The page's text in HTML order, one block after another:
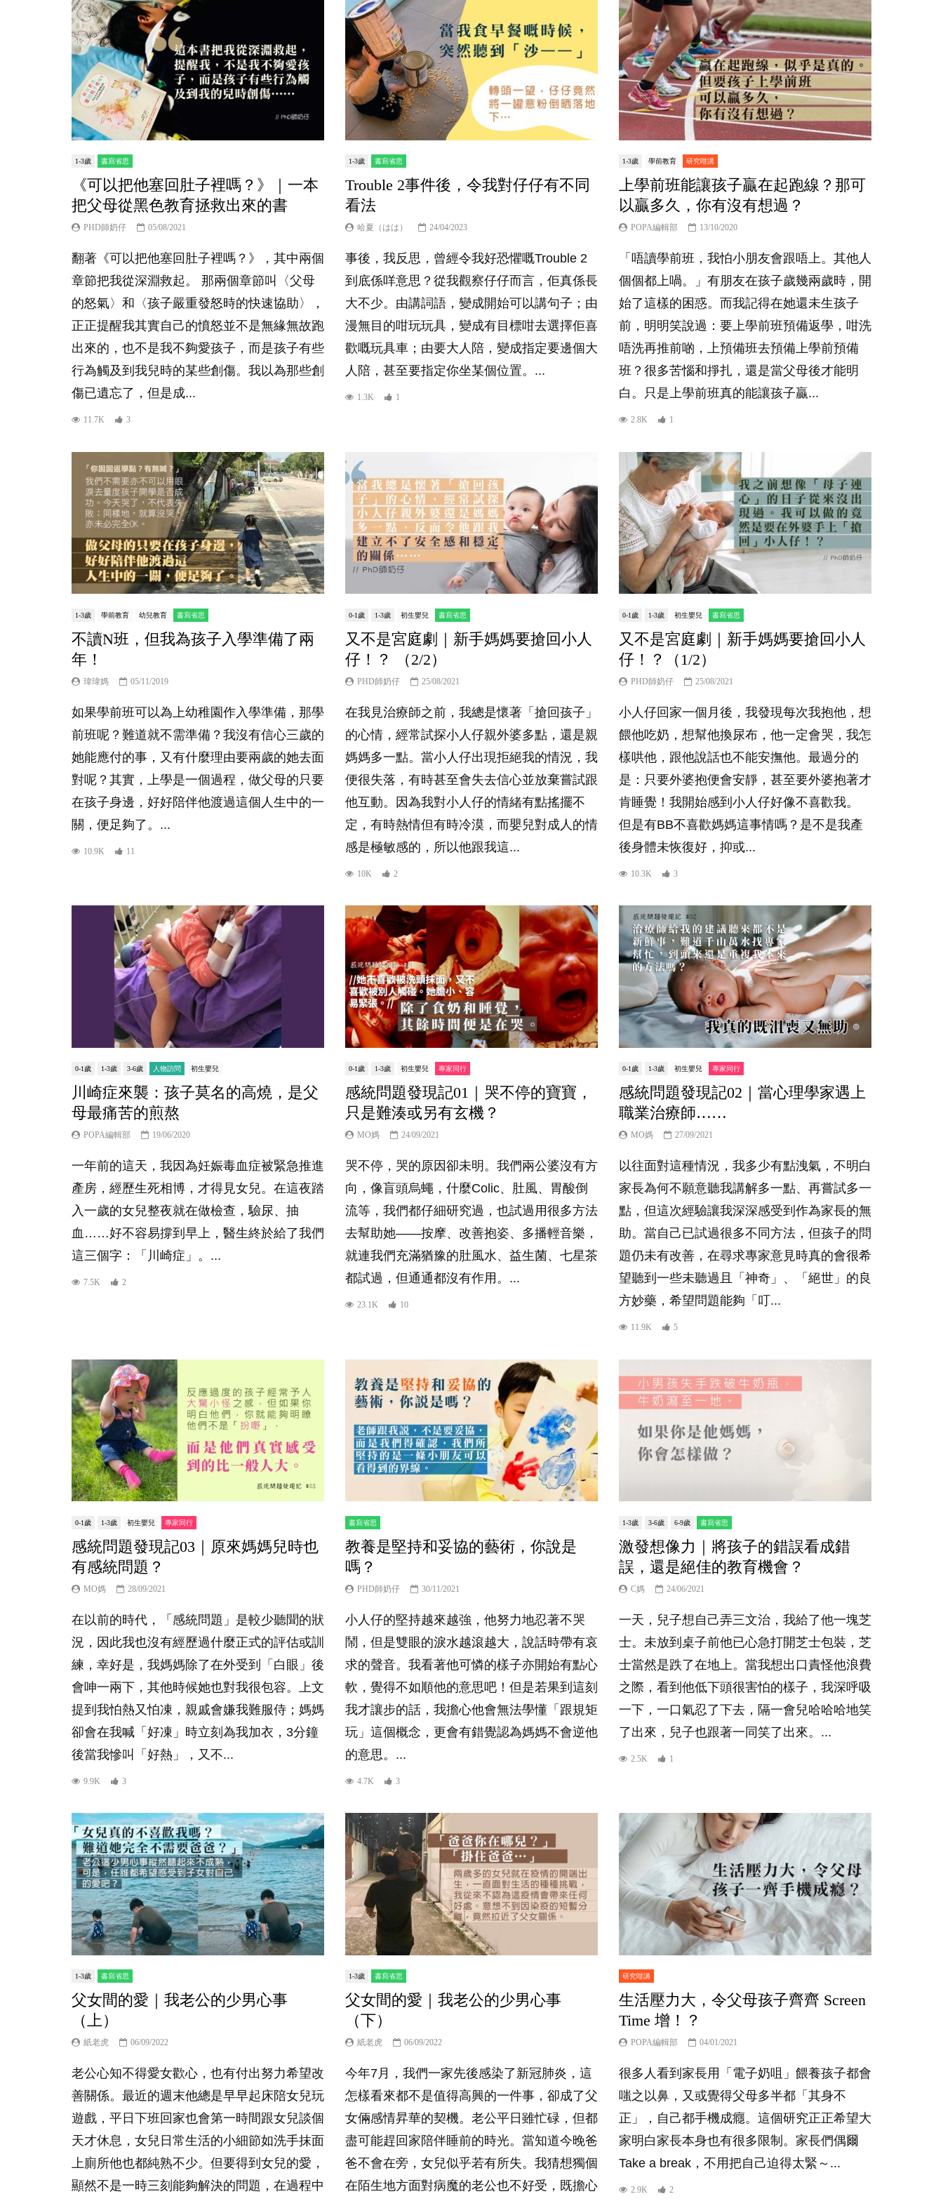
1-3歲 書寫省思
《可以把他塞回肚子裡嗎？》｜一本
把父母從黑色教育拯救出來的書
PHD師奶仔 05/08/2021
翻著《可以把他塞回肚子裡嗎？》，其中兩個
章節把我從深淵救起。 那兩個章節叫〈父母
的怒氣〉和〈孩子嚴重發怒時的快速協助〉，
正正提醒我其實自己的憤怒並不是無緣無故跑
出來的，也不是我不夠愛孩子，而是孩子有些
行為觸及到我兒時的某些創傷。我以為那些創
傷已遺忘了，但是成...
11.7K 3
1-3歲 書寫省思
Trouble 2事件後，令我對仔仔有不同
看法
哈夏（はは） 24/04/2023
事後，我反思，曾經令我好恐懼嘅Trouble 2
到底係咩意思？從我觀察仔仔而言，佢真係長
大不少。由講詞語，變成開始可以講句子；由
漫無目的咁玩玩具，變成有目標咁去選擇佢喜
歡嘅玩具車；由要大人陪，變成指定要邊個大
人陪，甚至要指定你坐某個位置。...
1.3K 1
1-3歲 學前教育 研究咁講
上學前班能讓孩子贏在起跑線？那可
以贏多久，你有沒有想過？
POPA編輯部 13/10/2020
「唔讀學前班，我怕小朋友會跟唔上。其他人
個個都上喎。」有朋友在孩子歲幾兩歲時，開
始了這樣的困惑。而我記得在她還未生孩子
前，明明笑說過：要上學前班預備返學，咁洗
唔洗再推前啲，上預備班去預備上學前預備
班？很多苦惱和掙扎，還是當父母後才能明
白。只是上學前班真的能讓孩子贏...
2.8K 1
1-3歲 學前教育 幼兒教育 書寫省思
不讀N班，但我為孩子入學準備了兩
年！
瑋瑋媽 05/11/2019
如果學前班可以為上幼稚園作入學準備，那學
前班呢？難道就不需準備？我沒有信心三歲的
她能應付的事，又有什麼理由要兩歲的她去面
對呢？其實，上學是一個過程，做父母的只要
在孩子身邊，好好陪伴他渡過這個人生中的一
關，便足夠了。...
10.9K 11
0-1歲 1-3歲 初生嬰兒 書寫省思
又不是宮庭劇｜新手媽媽要搶回小人
仔！？ （2/2）
PHD師奶仔 25/08/2021
在我見治療師之前，我總是懷著「搶回孩子」
的心情，經常試探小人仔親外婆多點，還是親
媽媽多一點。當小人仔出現拒絕我的情況，我
便很失落，有時甚至會失去信心並放棄嘗試跟
他互動。因為我對小人仔的情緒有點搖擺不
定，有時熱情但有時冷漠，而嬰兒對成人的情
感是極敏感的，所以他跟我這...
10K 2
0-1歲 1-3歲 初生嬰兒 書寫省思
又不是宮庭劇｜新手媽媽要搶回小人
仔！？（1/2）
PHD師奶仔 25/08/2021
小人仔回家一個月後，我發現每次我抱他，想
餵他吃奶，想幫他換尿布，他一定會哭，我怎
樣哄他，跟他說話也不能安撫他。最過分的
是：只要外婆抱便會安靜，甚至要外婆抱著才
肯睡覺！我開始感到小人仔好像不喜歡我。
但是有BB不喜歡媽媽這事情嗎？是不是我產
後身體未恢復好，抑或...
10.3K 3
0-1歲 1-3歲 3-6歲 人物訪問 初生嬰兒
川崎症來襲：孩子莫名的高燒，是父
母最痛苦的煎熬
POPA編輯部 19/06/2020
一年前的這天，我因為妊娠毒血症被緊急推進
產房，經歷生死相博，才得見女兒。在這夜踏
入一歲的女兒整夜就在做檢查，驗尿、抽
血……好不容易撐到早上，醫生終於給了我們
這三個字：「川崎症」。...
7.5K 2
0-1歲 1-3歲 初生嬰兒 專家同行
感統問題發現記01｜哭不停的寶寶，
只是難湊或另有玄機？
MO媽 24/09/2021
哭不停，哭的原因卻未明。我們兩公婆沒有方
向，像盲頭烏蠅，什麼Colic、肚風、胃酸倒
流等，我們都仔細研究過，也試過用很多方法
去幫助她——按摩、改善抱姿、多播輕音樂，
就連我們充滿猶豫的肚風水、益生菌、七星茶
都試過，但通通都沒有作用。...
23.1K 10
0-1歲 1-3歲 初生嬰兒 專家同行
感統問題發現記02｜當心理學家遇上
職業治療師……
MO媽 27/09/2021
以往面對這種情況，我多少有點洩氣，不明白
家長為何不願意聽我講解多一點、再嘗試多一
點，但這次經驗讓我深深感受到作為家長的無
助。當自己已試過很多不同方法，但孩子的問
題仍未有改善，在尋求專家意見時真的會很希
望聽到一些未聽過且「神奇」、「絕世」的良
方妙藥，希望問題能夠「叮...
11.9K 5
0-1歲 1-3歲 初生嬰兒 專家同行
感統問題發現記03｜原來媽媽兒時也
有感統問題？
MO媽 28/09/2021
在以前的時代，「感統問題」是較少聽聞的狀
況，因此我也沒有經歷過什麼正式的評估或訓
練，幸好是，我媽媽除了在外受到「白眼」後
會呻一兩下，其他時候她也對我很包容。上文
提到我怕熱又怕凍，親戚會嫌我難服侍；媽媽
卻會在我喊「好凍」時立刻為我加衣，3分鐘
後當我慘叫「好熱」，又不...
9.9K 3
書寫省思
教養是堅持和妥協的藝術，你說是
嗎？
PHD師奶仔 30/11/2021
小人仔的堅持越來越強，他努力地忍著不哭
鬧，但是雙眼的淚水越滾越大，說話時帶有哀
求的聲音。我看著他可憐的樣子亦開始有點心
軟，覺得不如順他的意思吧！但是若果到這刻
我才讓步的話，我擔心他會無法學懂「跟規矩
玩」這個概念，更會有錯覺認為媽媽不會逆他
的意思。...
4.7K 3
1-3歲 3-6歲 6-9歲 書寫省思
激發想像力｜將孩子的錯誤看成錯
誤，還是絕佳的教育機會？
C媽 24/06/2021
一天，兒子想自己弄三文治，我給了他一塊芝
士。未放到桌子前他已心急打開芝士包裝，芝
士當然是跌了在地上。當我想出口責怪他浪費
之際，看到他低下頭很害怕的樣子，我深呼吸
一下，一口氣忍了下去，隔一會兒哈哈哈地笑
了出來，兒子也跟著一同笑了出來。...
2.5K 1
1-3歲 書寫省思
父女間的愛｜我老公的少男心事
（上）
紙老虎 06/09/2022
老公心知不得愛女歡心，也有付出努力希望改
善關係。最近的週末他總是早早起床陪女兒玩
遊戲，平日下班回家也會第一時間跟女兒談個
天才休息，女兒日常生活的小細節如洗手抹面
上廁所他也都純熟不少。但要得到女兒的愛，
顯然不是一時三刻能夠解決的問題，在過程中
1-3歲 書寫省思
父女間的愛｜我老公的少男心事
（下）
紙老虎 06/09/2022
今年7月，我們一家先後感染了新冠肺炎，這
怎樣看來都不是值得高興的一件事，卻成了父
女倆感情昇華的契機。老公平日雖忙碌，但都
盡可能趕回家陪伴睡前的時光。當知道今晚爸
爸不會在旁，女兒似乎若有所失。我猜想獨個
在陌生地方面對病魔的老公也不好受，既擔心
研究咁講
生活壓力大，令父母孩子齊齊 Screen
Time 增！？
POPA編輯部 04/01/2021
很多人看到家長用「電子奶咀」餵養孩子都會
嗤之以鼻，又或覺得父母多半都「其身不
正」，自己都手機成癮。這個研究正正希望大
家明白家長本身也有很多限制。家長們偶爾
Take a break，不用把自己迫得太緊～...
2.9K 2